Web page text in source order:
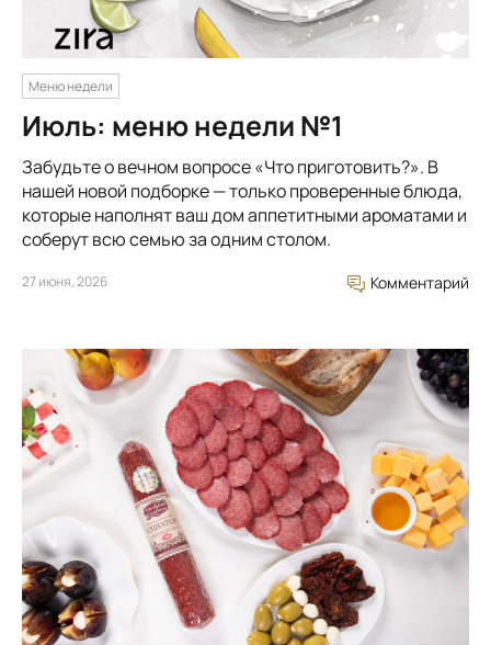
Меню недели
Июль: меню недели №1
Забудьте о вечном вопросе «Что приготовить?». В
нашей новой подборке — только проверенные блюда,
которые наполнят ваш дом аппетитными ароматами и
соберут всю семью за одним столом.
27 июня, 2026 Комментарий